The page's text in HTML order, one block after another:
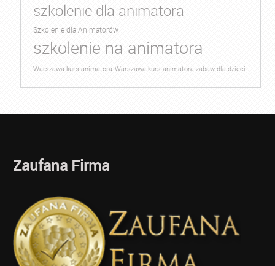
szkolenie dla animatora
Szkolenie dla Animatorów
szkolenie na animatora
Warszawa kurs animatora Warszawa kurs animatora zabaw dla dzieci
Zaufana Firma